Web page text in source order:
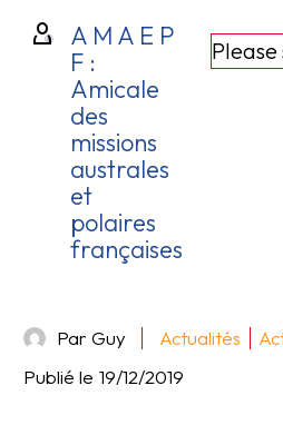
A M A E P
F :
Amicale
des
missions
australes
et
polaires
françaises
Par Guy Actualités
Publié le 19/12/2019